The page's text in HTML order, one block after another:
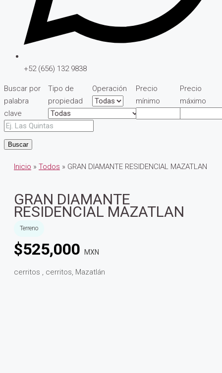
+52 (656) 132 9838
Buscar por
palabra
clave
Tipo de
propiedad
Operación
Precio
mínimo
Precio
máximo
Buscar
Inicio » Todos » GRAN DIAMANTE RESIDENCIAL MAZATLAN
GRAN DIAMANTE
RESIDENCIAL MAZATLAN
Terreno
$525,000 MXN
cerritos , cerritos, Mazatlán